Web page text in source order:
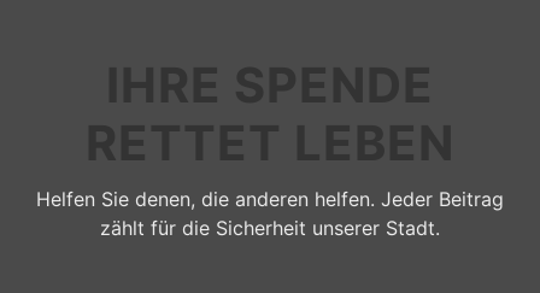
IHRE SPENDE
RETTET LEBEN
Helfen Sie denen, die anderen helfen. Jeder Beitrag
zählt für die Sicherheit unserer Stadt.